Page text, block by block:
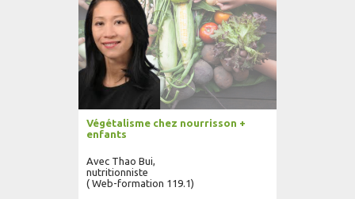
Végétalisme chez nourrisson +
enfants
Avec Thao Bui,
nutritionniste
( Web-formation 119.1)